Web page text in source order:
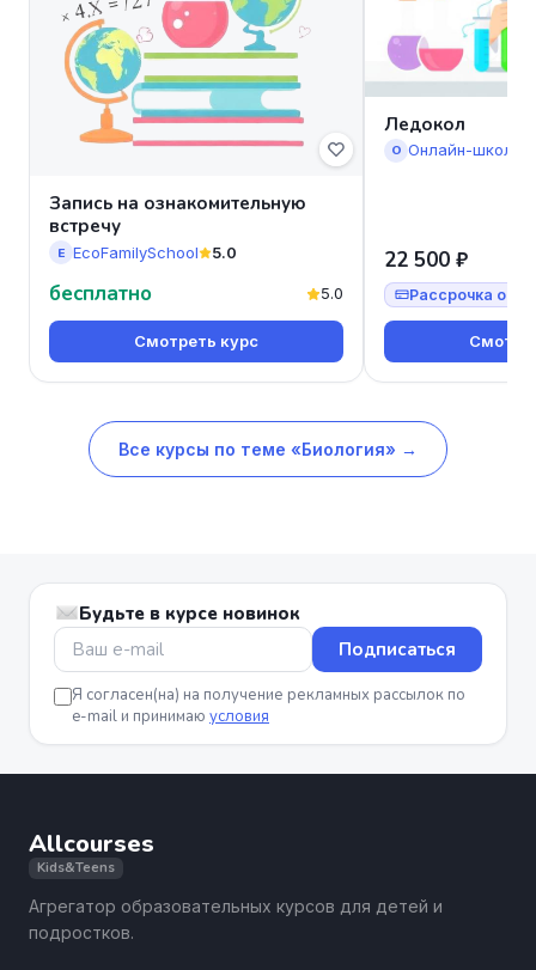
Запись на ознакомительную
встречу
E EcoFamilySchool 5.0
бесплатно 5.0
Смотреть курс
Ледокол
О Онлайн-школа
22 500 ₽
Рассрочка от
Все курсы по теме «Биология» →
Будьте в курсе новинок
Подписаться
Я согласен(на) на получение рекламных рассылок по
e-mail и принимаю условия
Allcourses
Kids&Teens
Агрегатор образовательных курсов для детей и
подростков.